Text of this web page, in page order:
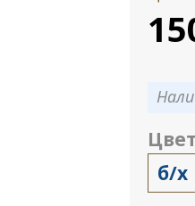
б/х